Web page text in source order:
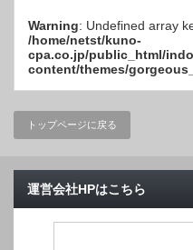
Warning: Undefined array
/home/netst/kuno-
cpa.co.jp/public_html/
content/themes/
トップページに戻る
運営会社HPはこちら